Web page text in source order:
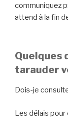
communiquez
attend à la fin
Quelques
tarauder
Dois-je
Les délais